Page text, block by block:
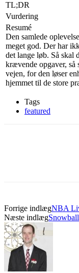
TL;DR
Vurdering
Resumé
Den samlede
meget god. Der har
det lange løb. Så skal
krævende opgaver, så
vejen, for den løser
hjemmet til de store
Tags
featured
Forrige indlægNBA
Næste indlæg